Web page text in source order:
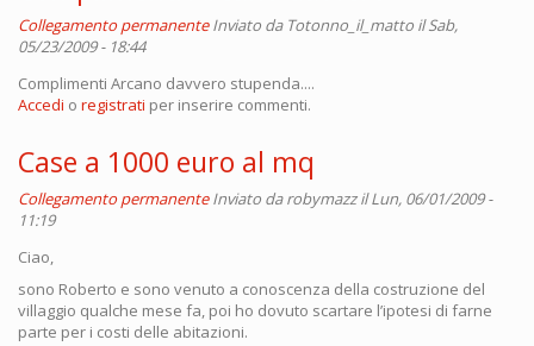
Collegamento permanente Inviato da Totonno_il_matto il Sab,
05/23/2009 - 18:44
Complimenti Arcano davvero stupenda....
Accedi o registrati per inserire commenti.
Case a 1000 euro al mq
Collegamento permanente Inviato darobymazzil Lun, 06/01/2009 -
11:19
Ciao,
sono Roberto e sono venuto a conoscenza della costruzione del
villaggio qualche mese fa, poi ho dovuto scartare l’ipotesi di farne
parte per i costi delle abitazioni.